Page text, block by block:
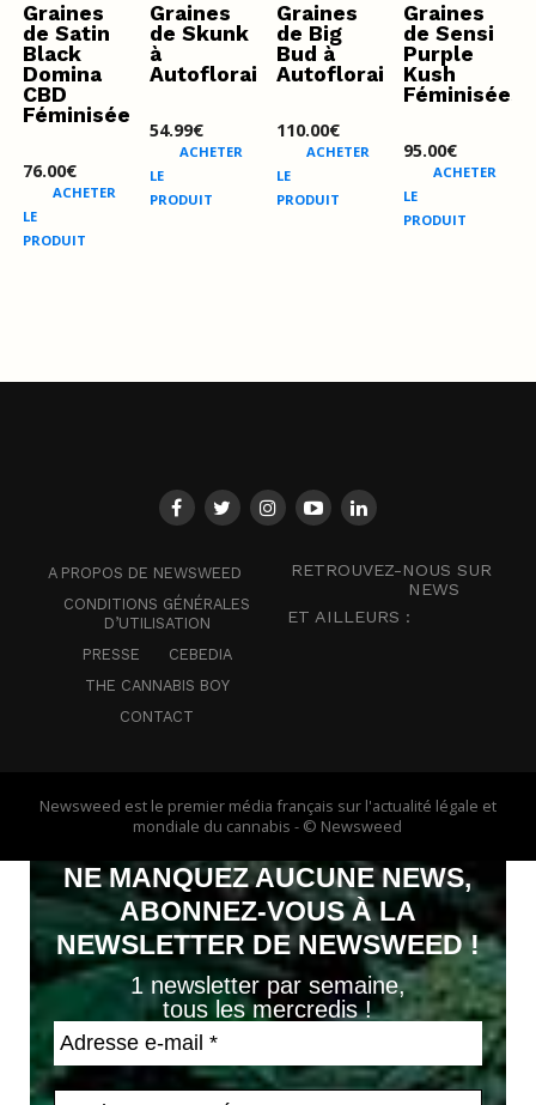
Graines
de Satin
Black
Domina
CBD
Féminisée
76.00€
ACHETER
LE
PRODUIT
Graines
de Skunk
à
Autofloraison
54.99€
ACHETER
LE
PRODUIT
Graines
de Big
Bud à
Autofloraison
110.00€
ACHETER
LE
PRODUIT
Graines
de Sensi
Purple
Kush
Féminisées
95.00€
ACHETER
LE
PRODUIT
A PROPOS DE NEWSWEED
CONDITIONS GÉNÉRALES
D’UTILISATION
PRESSE
CEBEDIA
THE CANNABIS BOY
CONTACT
RETROUVEZ-NOUS SUR
NEWS
ET AILLEURS :
Newsweed est le premier média français sur l'actualité légale et
mondiale du cannabis - © Newsweed
NE MANQUEZ AUCUNE NEWS,
ABONNEZ-VOUS À LA
NEWSLETTER DE NEWSWEED !
1 newsletter par semaine,
tous les mercredis !